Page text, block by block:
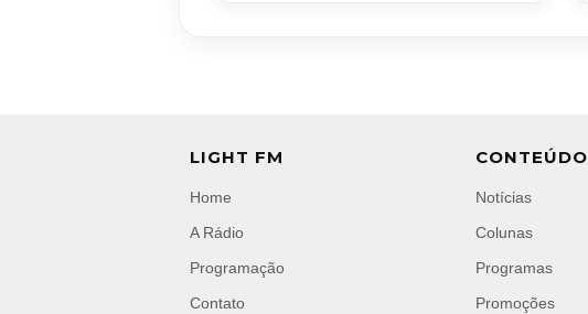
LIGHT FM
Home
A Rádio
Programação
Contato
CONTEÚDO
Notícias
Colunas
Programas
Promoções